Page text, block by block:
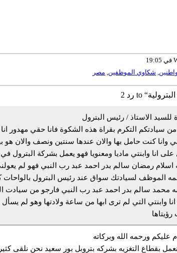
, شكاوي الموظفين, مصر
الاستاذ / رئيس البترول
من سيادتكم التكرم بقراة هذه الشكوة فانا حقي مهدور
وانا كنت حامل بها والان عندها سنتين ونصف والان هو
انا وابنتي ماديا ومعنويا فهو يعمل بشركة البترول
اسلام رمضان سالم بدر احمد عبد رب النبي فهو لم
الموظف لسيادتك سواق عند رئيس البترول بالواحات
محمد سالم بدر احمد عبد رب النبي فارجو من سيادت
وابنتي التي لم ترى ابها من ساعة ولادتها وهو لم يسأل
عليكم ورحمه الله وبركاته
بقطاع التغزيه بشركه بتروبل بور سعيد نحن نلقى